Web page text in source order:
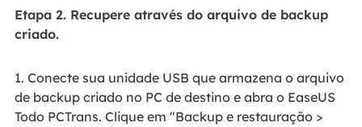
Etapa 2. Recupere através do arquivo de backup
criado.
1. Conecte sua unidade USB que armazena o arquivo
de backup criado no PC de destino e abra o EaseUS
Todo PCTrans. Clique em "Backup e restauração >